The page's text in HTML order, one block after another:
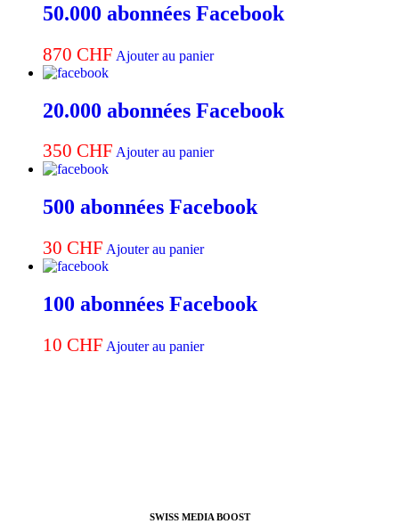
50.000 abonnées Facebook
870 CHF Ajouter au panier
20.000 abonnées Facebook
350 CHF Ajouter au panier
500 abonnées Facebook
30 CHF Ajouter au panier
100 abonnées Facebook
10 CHF Ajouter au panier
SWISS MEDIA BOOST